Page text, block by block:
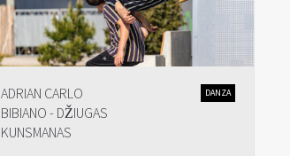
ADRIAN CARLO
BIBIANO - DŽIUGAS
KUNSMANAS
DANZA